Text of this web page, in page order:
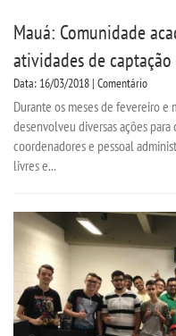
Mauá: Comunidade
atividades de
Data: 16/03/2018 | Comentário
Durante os meses de fevereiro e
desenvolveu diversas ações
coordenadores e pessoal
livres e...